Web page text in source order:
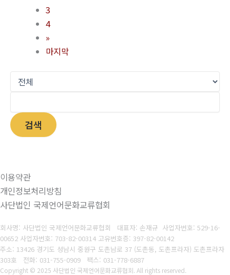
3
4
»
마지막
검색
이용약관
개인정보처리방침
사단법인 국제언어문화교류협회
회사명: 사단법인 국제언어문화교류협회 대표자: 손재규 사업자번호: 529-16-
00652 사업자번호: 703-82-00314 고유번호증: 397-82-00142
주소: 13426 경기도 성남시 중원구 도촌남로 37 (도촌동, 도촌프라자) 도촌프라자
303호 전화: 031-755-0909 팩스: 031-778-6887
Copyright © 2025 사단법인 국제언어문화교류협회. All rights reserved.